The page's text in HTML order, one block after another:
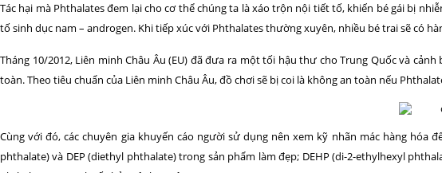
Tác hại mà Phthalates đem lại cho cơ thể chúng ta là xáo trộn nội tiết tố, khiến bé gái bị
tố sinh dục nam – androgen. Khi tiếp xúc với Phthalates thường xuyên, nhiều bé trai sẽ có
Tháng 10/2012, Liên minh Châu Âu (EU) đã đưa ra một tối hậu thư cho Trung Quốc và
toàn. Theo tiêu chuẩn của Liên minh Châu Âu, đồ chơi sẽ bị coi là không an toàn nếu
Cùng với đó, các chuyên gia khuyến cáo người sử dụng nên xem kỹ nhãn mác hàng
phthalate) và DEP (diethyl phthalate) trong sản phẩm làm đẹp; DEHP (di-2-ethylhexyl